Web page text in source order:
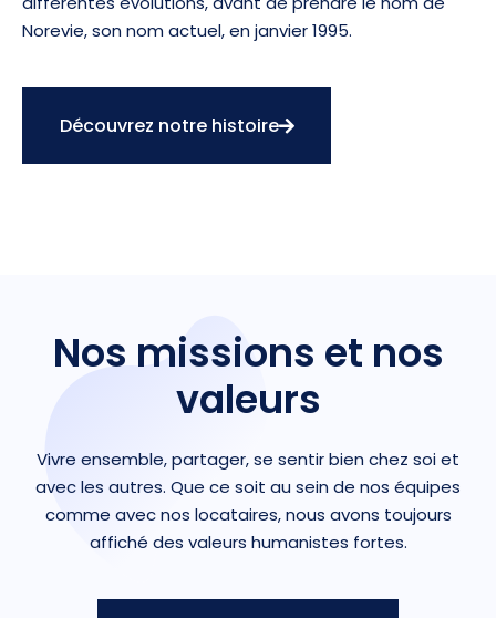
Norevie, son nom actuel, en janvier 1995.
Découvrez notre histoire
Nos missions et nos
valeurs
Vivre ensemble, partager, se sentir bien chez soi et
avec les autres. Que ce soit au sein de nos équipes
comme avec nos locataires, nous avons toujours
affiché des valeurs humanistes fortes.